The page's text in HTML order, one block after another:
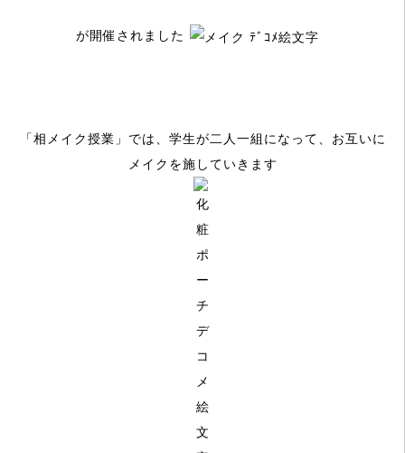
が開催されました
「相メイク授業」では、学生が二人一組になって、お互いに
メイクを施していきます